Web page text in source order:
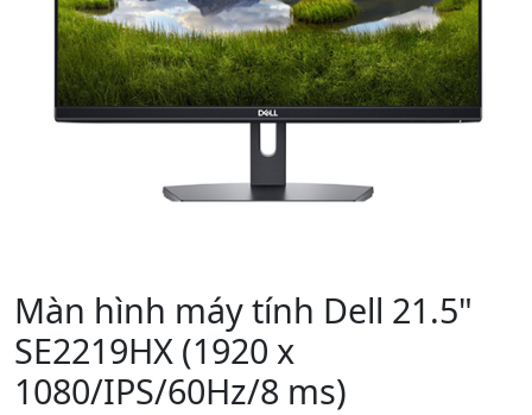
Màn hình máy tính Dell 21.5"
SE2219HX (1920 x
1080/IPS/60Hz/8 ms)